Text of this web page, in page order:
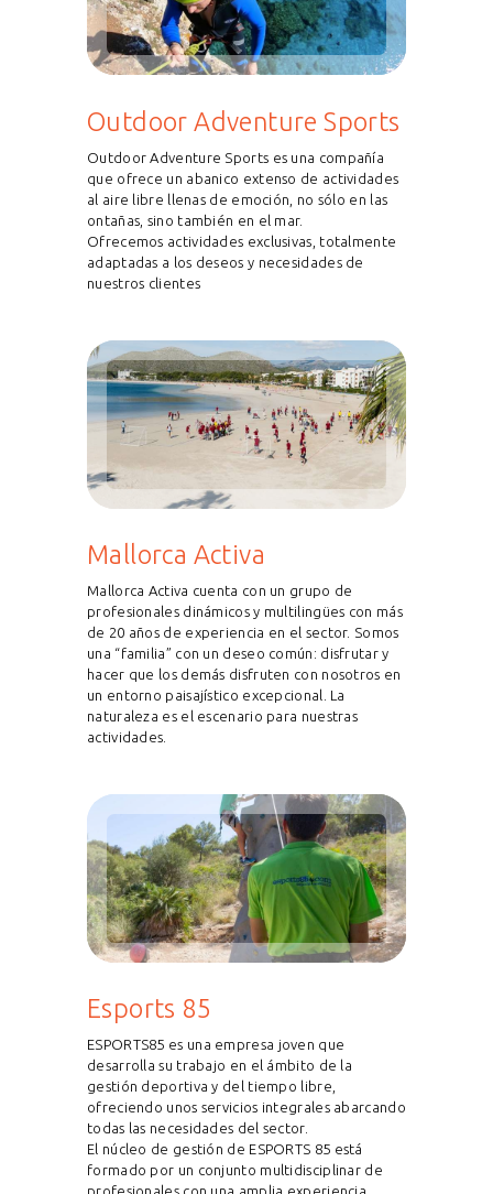
Outdoor Adventure Sports
Outdoor Adventure Sports es una compañía
que ofrece un abanico extenso de actividades
al aire libre llenas de emoción, no sólo en las
ontañas, sino también en el mar.
Ofrecemos actividades exclusivas, totalmente
adaptadas a los deseos y necesidades de
nuestros clientes
Mallorca Activa
Mallorca Activa cuenta con un grupo de
profesionales dinámicos y multilingües con más
de 20 años de experiencia en el sector. Somos
una “familia” con un deseo común: disfrutar y
hacer que los demás disfruten con nosotros en
un entorno paisajístico excepcional. La
naturaleza es el escenario para nuestras
actividades.
Esports 85
ESPORTS85 es una empresa joven que
desarrolla su trabajo en el ámbito de la
gestión deportiva y del tiempo libre,
ofreciendo unos servicios integrales abarcando
todas las necesidades del sector.
El núcleo de gestión de ESPORTS 85 está
formado por un conjunto multidisciplinar de
profesionales con una amplia experiencia